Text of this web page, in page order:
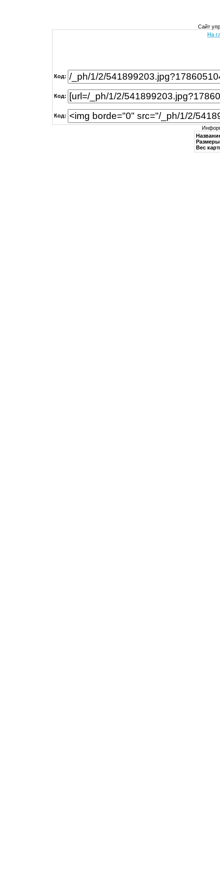
Сайт
На
Код:
Код:
Код:
Вес